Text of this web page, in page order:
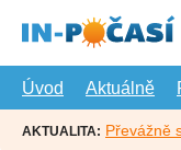
hlavní
Úvod
Aktuálně
AKTUALITA: Převážně